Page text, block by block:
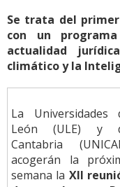
Se trata del
con un
actualidad
climático y la
La Universidades
León (ULE) y
Cantabria
acogerán la
semana la XII